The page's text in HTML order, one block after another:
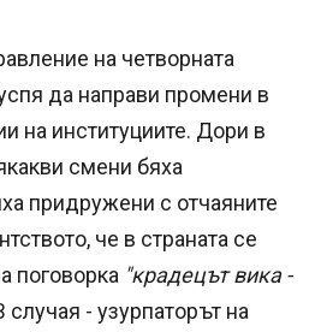
на четворната
да направи промени в
на институциите. Дори в
смени бяха
придружени с отчаяните
че в страната се
поговорка "крадецът вика -
случая - узурпаторът на